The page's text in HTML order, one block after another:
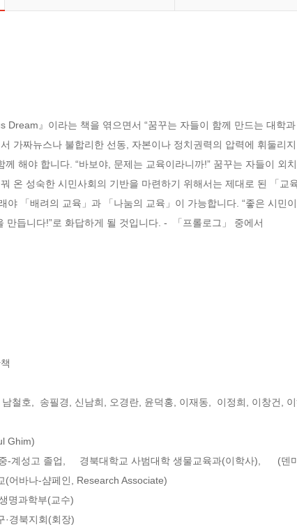
Dream』이라는 책을 엮으면서 “꿈꾸는 자들이 함께 만드는 대학
가짜뉴스나 불합리한 선동, 자본이나 정치권력의 압력에 휘둘리
해야 합니다. “바보야, 문제는 교육이라니까!” 꿈꾸는 자들이 외
온 성숙한 시민사회의 기반을 마련하기 위해서는 제대로 된 「교
야 「배려의 교육」과 「나눔의 교육」이 가능합니다. “좋은 시민
만듭니다!”로 화답하게 될 것입니다. -  「프롤로그」 중에서
Ghim)
-계성고 졸업,     경북대학교 사범대학 생물교육과(이학사),      (덴
(어바나-샴페인, Research Associate)
명과학부(교수)
·경북지회(회장)